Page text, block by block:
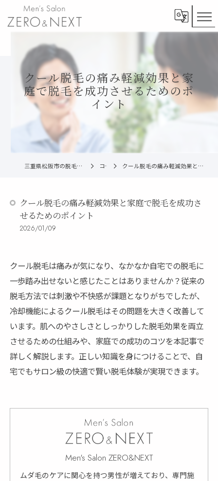
クール脱毛の痛み軽減効果と家
庭で脱毛を成功させるためのポ
イント
三重県松阪市の脱毛ならメンズ脱毛ZERO松阪店 コラム クール脱毛の痛み軽減効果と家庭で脱毛を成功させるためのポイント
クール脱毛の痛み軽減効果と家庭で脱毛を成功さ
せるためのポイント
2026/01/09
クール脱毛は痛みが気になり、なかなか自宅での脱毛に
一歩踏み出せないと感じたことはありませんか？従来の
脱毛方法では刺激や不快感が課題となりがちでしたが、
冷却機能によるクール脱毛はその問題を大きく改善して
います。肌へのやさしさとしっかりした脱毛効果を両立
させるための仕組みや、家庭での成功のコツを本記事で
詳しく解説します。正しい知識を身につけることで、自
宅でもサロン級の快適で賢い脱毛体験が実現できます。
Men's Salon ZERO&NEXT
ムダ毛のケアに関心を持つ男性が増えており、専門施